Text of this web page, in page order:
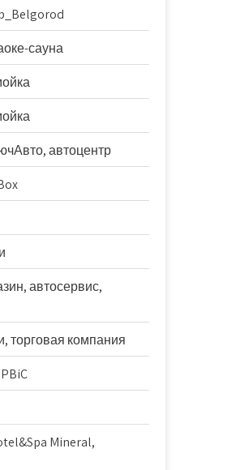
сауна
автоцентр
автосервис,
торговая компания
Mineral,